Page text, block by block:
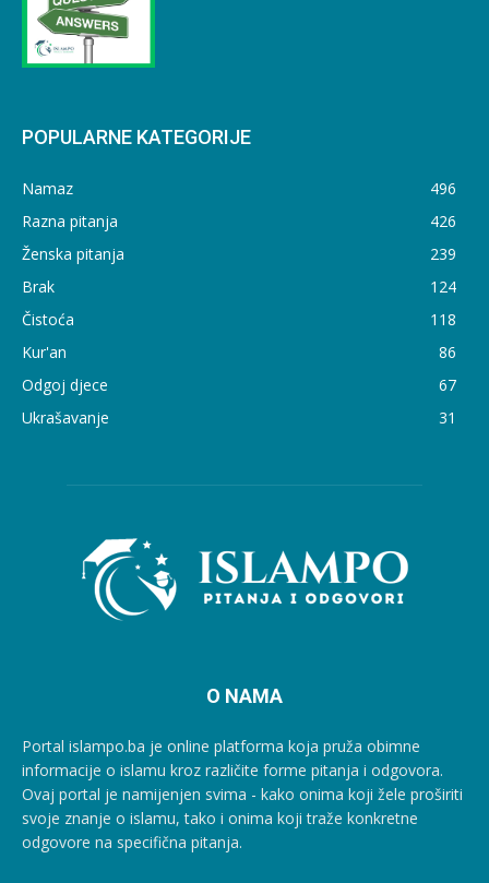
POPULARNE KATEGORIJE
Namaz
496
Razna pitanja
426
Ženska pitanja
239
Brak
124
Čistoća
118
Kur'an
86
Odgoj djece
67
Ukrašavanje
31
O NAMA
Portal islampo.ba je online platforma koja pruža obimne
informacije o islamu kroz različite forme pitanja i odgovora.
Ovaj portal je namijenjen svima - kako onima koji žele proširiti
svoje znanje o islamu, tako i onima koji traže konkretne
odgovore na specifična pitanja.